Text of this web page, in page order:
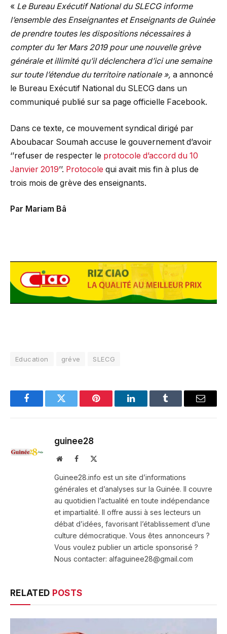
« Le Bureau Exécutif National du SLECG informe
l’ensemble des Enseignantes et Enseignants de Guinée
de prendre toutes les dispositions nécessaires à
compter du 1er Mars 2019 pour une nouvelle grève
générale et illimité qu’il déclenchera d’ici une semaine
sur toute l’étendue du territoire nationale », a annoncé
le Bureau Exécutif National du SLECG dans un
communiqué publié sur sa page officielle Facebook.
Dans ce texte, ce mouvement syndical dirigé par
Aboubacar Soumah accuse le gouvernement d’avoir
‘’refuser de respecter le protocole d’accord du 10
Janvier 2019’’. Protocole qui avait mis fin à plus de
trois mois de grève des enseignants.
Par Mariam Bâ
Education gréve SLECG
FacebookTwitter Pinterest LinkedInTumblr Email
guinee28
WebsiteFacebook
Guinee28.info est un site d’informations
générales et d’analyses sur la Guinée. Il couvre
au quotidien l’actualité en toute indépendance
et impartialité. Il offre aussi à ses lecteurs un
débat d’idées, favorisant l’établissement d’une
culture démocratique. Vous êtes annonceurs ?
Vous voulez publier un article sponsorisé ?
Nous contacter: alfaguinee28@gmail.com
RELATED POSTS